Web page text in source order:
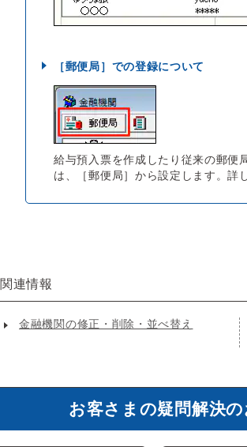
［郵便局］での登録について
給与預入票を作成したり従来の郵便
は、［郵便局］から設定します。詳
関連情報
金融機関の修正・削除・並べ替え
お客さまの疑問解決